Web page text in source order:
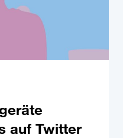
auf Twitter